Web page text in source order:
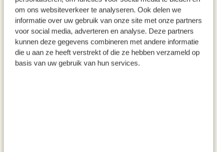
om ons websiteverkeer te analyseren. Ook delen we
informatie over uw gebruik van onze site met onze partners
voor social media, adverteren en analyse. Deze partners
kunnen deze gegevens combineren met andere informatie
die u aan ze heeft verstrekt of die ze hebben verzameld op
basis van uw gebruik van hun services.